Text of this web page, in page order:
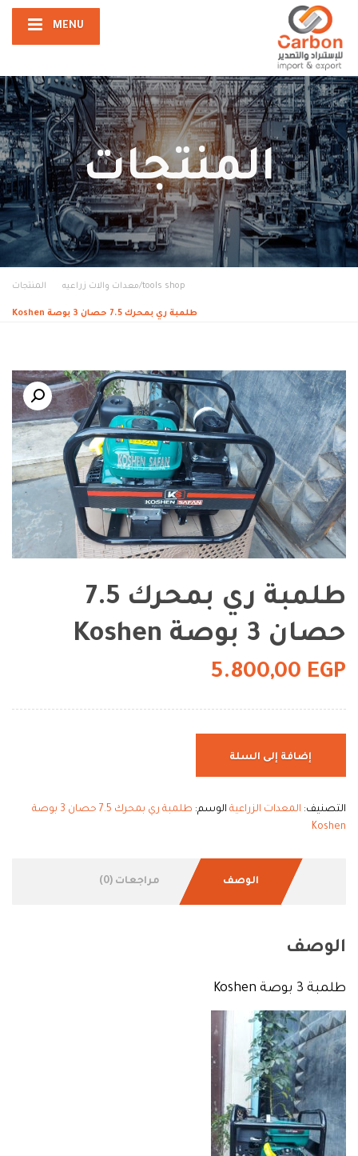
MENU
المنتجات
tools shop/معدات والات زراعيه المنتجات
طلمبة ري بمحرك 7.5 حصان 3 بوصة Koshen
طلمبة ري بمحرك 7.5
حصان 3 بوصة Koshen
5.800,00 EGP
إضافة إلى السلة
التصنيف: المعدات الزراعية الوسم:
طلمبة ري بمحرك 7.5 حصان 3 بوصة
Koshen
الوصف مراجعات (0)
الوصف
طلمبة 3 بوصة Koshen